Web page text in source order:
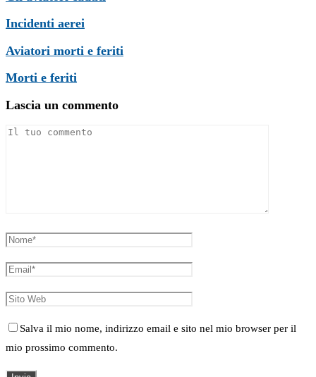
Incidenti aerei
Aviatori morti e feriti
Morti e feriti
Lascia un commento
Salva il mio nome, indirizzo email e sito nel mio browser per il
mio prossimo commento.